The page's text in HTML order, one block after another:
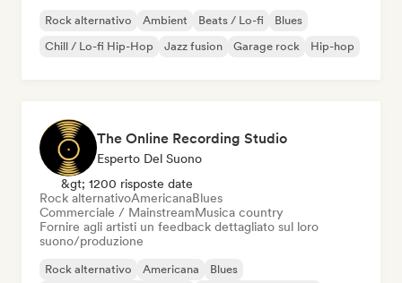
Rock alternativo Ambient Beats / Lo-fi
Blues
Chill / Lo-fi Hip-Hop
Jazz fusion Garage rock Hip-hop
The Online Recording Studio
Esperto Del Suono
&gt; 1200 risposte date
Rock alternativoAmericanaBlues
Commerciale / MainstreamMusica country
Fornire agli artisti un feedback dettagliato sul loro
suono/produzione
Rock alternativo Americana
Blues